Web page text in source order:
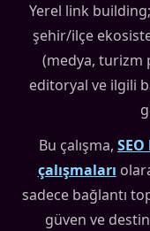
Yerel link
şehir/ilçe
(medya, turizm
editoryal ve ilgili
Bu çalışma,
çalışmaları
sadece bağlantı
güven ve